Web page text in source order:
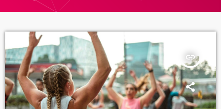
insert_link